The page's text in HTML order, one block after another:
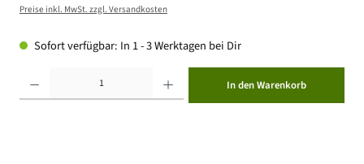
Preise inkl. MwSt. zzgl. Versandkosten
Sofort verfügbar: In 1 - 3 Werktagen bei Dir
In den Warenkorb